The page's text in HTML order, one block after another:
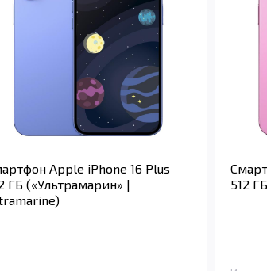
Apple iPhone 16 Plus
ГБ («Ультрамарин» |
512